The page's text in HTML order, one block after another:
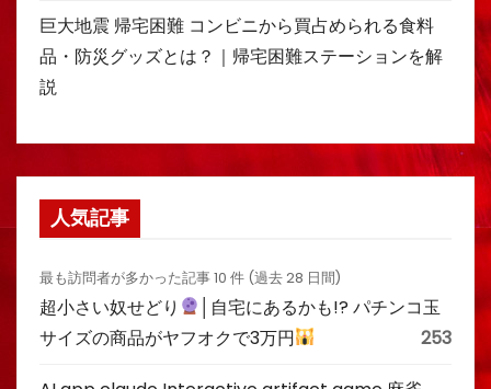
巨大地震 帰宅困難 コンビニから買占められる食料
品・防災グッズとは？｜帰宅困難ステーションを解
説
人気記事
最も訪問者が多かった記事 10 件 (過去 28 日間)
超小さい奴せどり
│自宅にあるかも!? パチンコ玉
サイズの商品がヤフオクで3万円
253